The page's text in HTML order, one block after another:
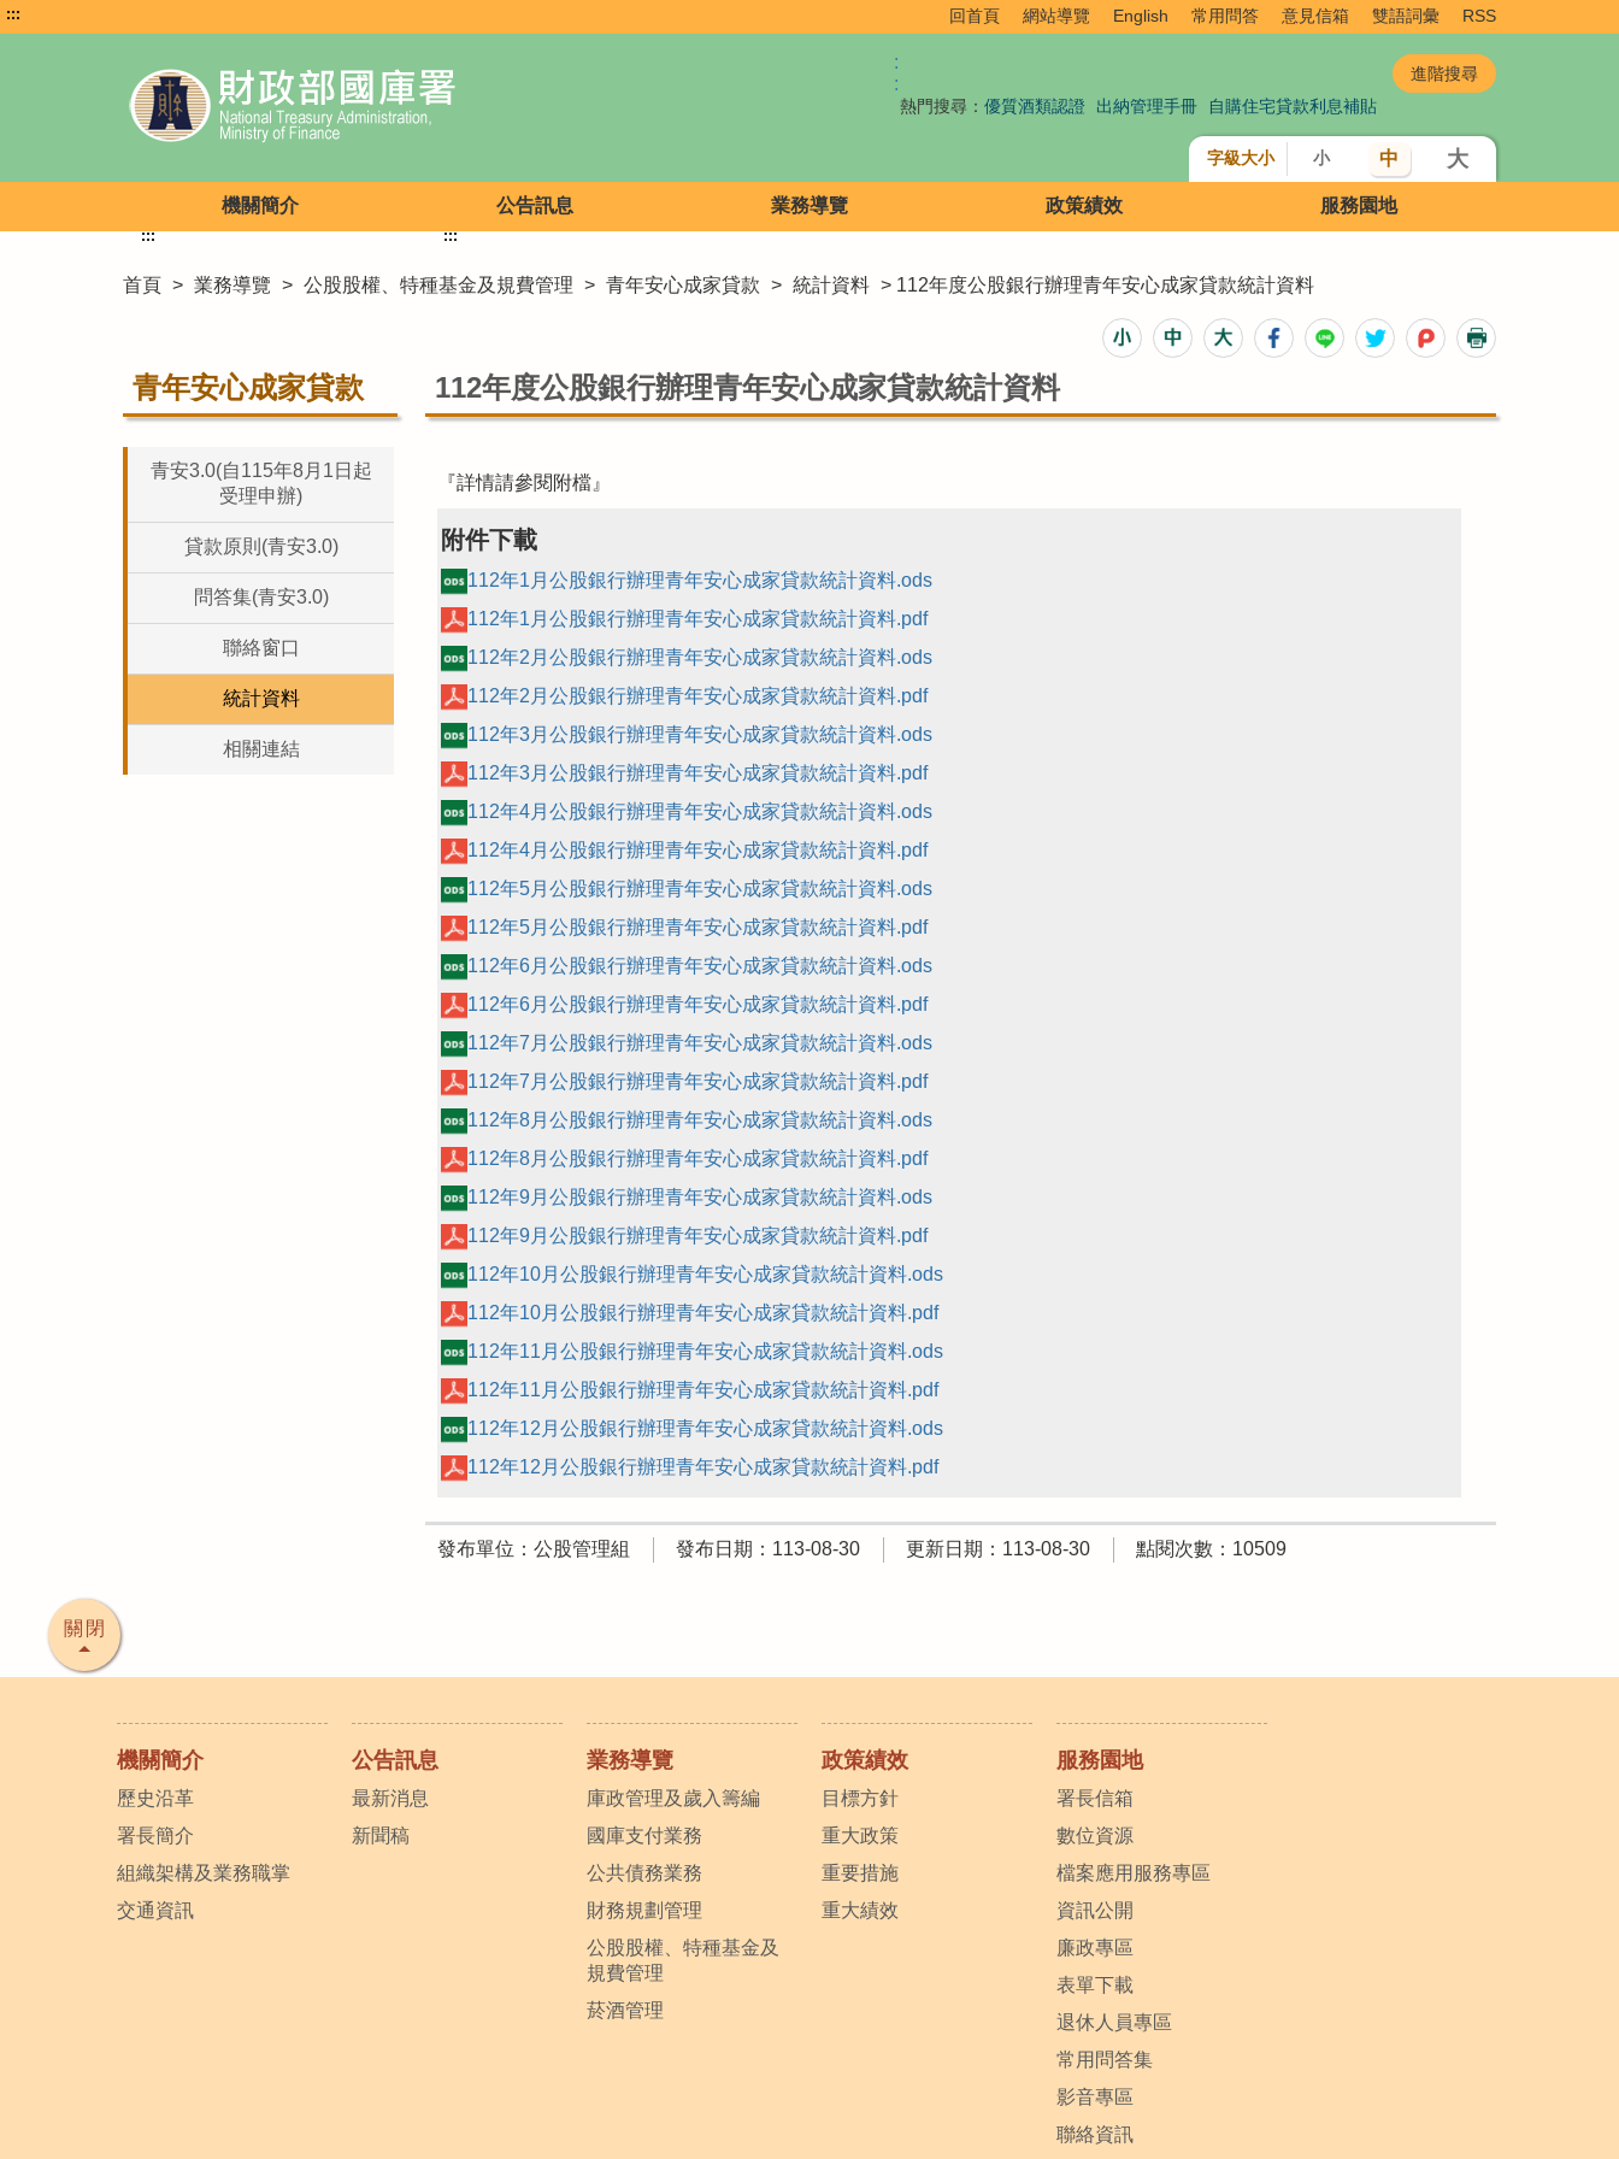
::: 回首頁 網站導覽 English 常用問答 意見信箱 雙語詞彙 RSS
:
:
熱門搜尋： 優質酒類認證 出納管理手冊 自購住宅貸款利息補貼
字級大小 小 中 大
機關簡介 公告訊息 業務導覽 政策績效 服務園地
首頁 > 業務導覽 > 公股股權、特種基金及規費管理 > 青年安心成家貸款 > 統計資料 > 112年度公股銀行辦理青年安心成家貸款統計資料
:::
青年安心成家貸款
青安3.0(自115年8月1日起
受理申辦)
貸款原則(青安3.0)
問答集(青安3.0)
聯絡窗口
統計資料
相關連結
:::
112年度公股銀行辦理青年安心成家貸款統計資料
『詳情請參閱附檔』
附件下載
112年1月公股銀行辦理青年安心成家貸款統計資料.ods
112年1月公股銀行辦理青年安心成家貸款統計資料.pdf
112年2月公股銀行辦理青年安心成家貸款統計資料.ods
112年2月公股銀行辦理青年安心成家貸款統計資料.pdf
112年3月公股銀行辦理青年安心成家貸款統計資料.ods
112年3月公股銀行辦理青年安心成家貸款統計資料.pdf
112年4月公股銀行辦理青年安心成家貸款統計資料.ods
112年4月公股銀行辦理青年安心成家貸款統計資料.pdf
112年5月公股銀行辦理青年安心成家貸款統計資料.ods
112年5月公股銀行辦理青年安心成家貸款統計資料.pdf
112年6月公股銀行辦理青年安心成家貸款統計資料.ods
112年6月公股銀行辦理青年安心成家貸款統計資料.pdf
112年7月公股銀行辦理青年安心成家貸款統計資料.ods
112年7月公股銀行辦理青年安心成家貸款統計資料.pdf
112年8月公股銀行辦理青年安心成家貸款統計資料.ods
112年8月公股銀行辦理青年安心成家貸款統計資料.pdf
112年9月公股銀行辦理青年安心成家貸款統計資料.ods
112年9月公股銀行辦理青年安心成家貸款統計資料.pdf
112年10月公股銀行辦理青年安心成家貸款統計資料.ods
112年10月公股銀行辦理青年安心成家貸款統計資料.pdf
112年11月公股銀行辦理青年安心成家貸款統計資料.ods
112年11月公股銀行辦理青年安心成家貸款統計資料.pdf
112年12月公股銀行辦理青年安心成家貸款統計資料.ods
112年12月公股銀行辦理青年安心成家貸款統計資料.pdf
發布單位：公股管理組 發布日期：113-08-30 更新日期：113-08-30 點閱次數：10509
關閉
機關簡介
歷史沿革
署長簡介
組織架構及業務職掌
交通資訊
公告訊息
最新消息
新聞稿
業務導覽
庫政管理及歲入籌編
國庫支付業務
公共債務業務
財務規劃管理
公股股權、特種基金及
規費管理
菸酒管理
政策績效
目標方針
重大政策
重要措施
重大績效
服務園地
署長信箱
數位資源
檔案應用服務專區
資訊公開
廉政專區
表單下載
退休人員專區
常用問答集
影音專區
聯絡資訊